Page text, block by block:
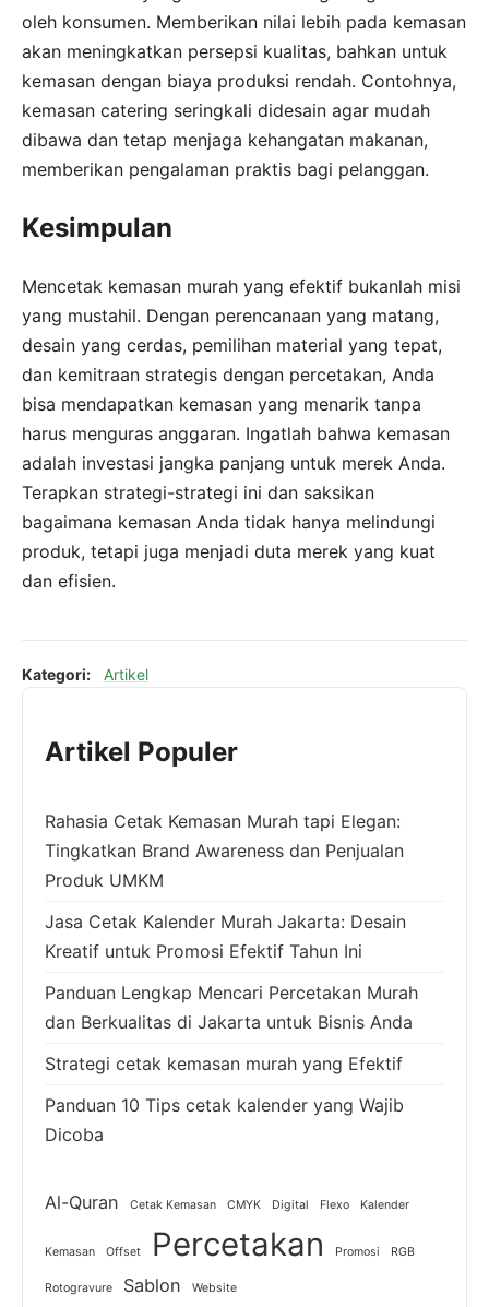
oleh konsumen. Memberikan nilai lebih pada kemasan
akan meningkatkan persepsi kualitas, bahkan untuk
kemasan dengan biaya produksi rendah. Contohnya,
kemasan catering seringkali didesain agar mudah
dibawa dan tetap menjaga kehangatan makanan,
memberikan pengalaman praktis bagi pelanggan.
Kesimpulan
Mencetak kemasan murah yang efektif bukanlah misi
yang mustahil. Dengan perencanaan yang matang,
desain yang cerdas, pemilihan material yang tepat,
dan kemitraan strategis dengan percetakan, Anda
bisa mendapatkan kemasan yang menarik tanpa
harus menguras anggaran. Ingatlah bahwa kemasan
adalah investasi jangka panjang untuk merek Anda.
Terapkan strategi-strategi ini dan saksikan
bagaimana kemasan Anda tidak hanya melindungi
produk, tetapi juga menjadi duta merek yang kuat
dan efisien.
Kategori: Artikel
Artikel Populer
Rahasia Cetak Kemasan Murah tapi Elegan:
Tingkatkan Brand Awareness dan Penjualan
Produk UMKM
Jasa Cetak Kalender Murah Jakarta: Desain
Kreatif untuk Promosi Efektif Tahun Ini
Panduan Lengkap Mencari Percetakan Murah
dan Berkualitas di Jakarta untuk Bisnis Anda
Strategi cetak kemasan murah yang Efektif
Panduan 10 Tips cetak kalender yang Wajib
Dicoba
Al-Quran Cetak Kemasan CMYK Digital Flexo Kalender
Kemasan Offset Percetakan Promosi RGB
Rotogravure Sablon Website